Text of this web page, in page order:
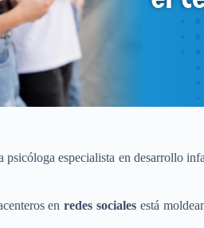
psicóloga especialista en desarrollo
enredes socialesestá